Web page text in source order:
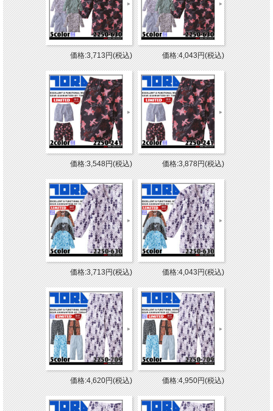
価格:3,713円(税込) 価格:4,043円(税込)
価格:3,548円(税込) 価格:3,878円(税込)
価格:3,713円(税込) 価格:4,043円(税込)
価格:4,620円(税込) 価格:4,950円(税込)